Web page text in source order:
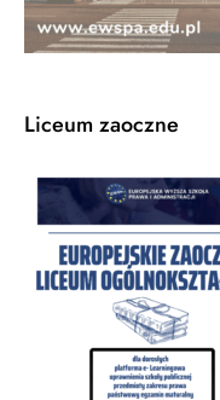
Liceum zaoczne